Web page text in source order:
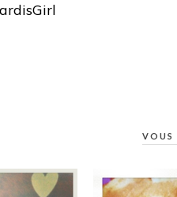
VOUS